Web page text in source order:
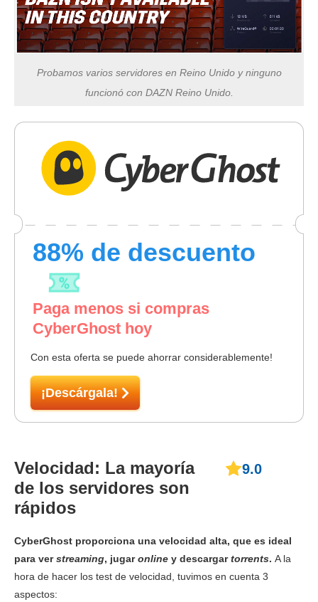
Probamos varios servidores en Reino Unido y ninguno
funcionó con DAZN Reino Unido.
88% de descuento
Paga menos si compras
CyberGhost hoy
Con esta oferta se puede ahorrar considerablemente!
¡Descárgala!
Velocidad: La mayoría
de los servidores son
rápidos
9.0
CyberGhost proporciona una velocidad alta, que es ideal
para verstreaming, jugaronline y descargartorrents. A la
hora de hacer los test de velocidad, tuvimos en cuenta 3
aspectos: